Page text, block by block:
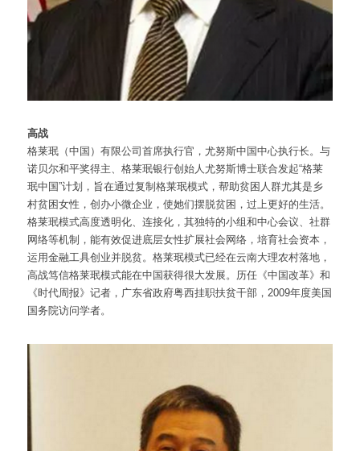
高战
格莱珉（中国）有限公司首席执行官，尤努斯中国中心执行长。与
诺贝尔和平奖得主、格莱珉银行创始人尤努斯博士联合发起“格莱
珉中国”计划，旨在通过复制格莱珉模式，帮助贫困人群尤其是乡
村贫困女性，创办小微企业，使她们摆脱贫困，过上更好的生活。
格莱珉模式高度透明化、连接化，其独特的小组和中心会议、社群
网络等机制，能有效促进底层女性扩展社会网络，培育社会资本，
运用金融工具创业并脱贫。格莱珉模式已经在云南大理农村落地，
高战笃信格莱珉模式能在中国获得很大发展。历任《中国改革》和
《时代周报》记者，广东省政府粤西挂职扶贫干部，2009年度美国
国务院访问学者。